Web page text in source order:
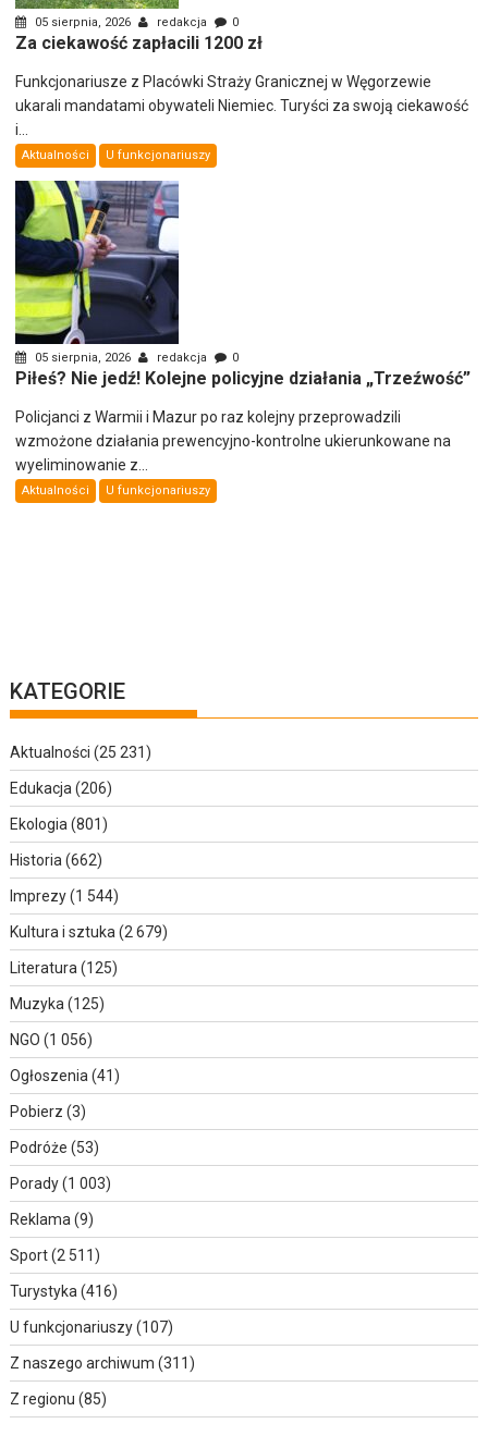
05 sierpnia, 2026 redakcja 0
Za ciekawość zapłacili 1200 zł
Funkcjonariusze z Placówki Straży Granicznej w Węgorzewie
ukarali mandatami obywateli Niemiec. Turyści za swoją ciekawość
i...
Aktualności U funkcjonariuszy
05 sierpnia, 2026 redakcja 0
Piłeś? Nie jedź! Kolejne policyjne działania „Trzeźwość”
Policjanci z Warmii i Mazur po raz kolejny przeprowadzili
wzmożone działania prewencyjno-kontrolne ukierunkowane na
wyeliminowanie z...
Aktualności U funkcjonariuszy
KATEGORIE
Aktualności (25 231)
Edukacja (206)
Ekologia (801)
Historia (662)
Imprezy(1 544)
Kultura i sztuka (2 679)
Literatura (125)
Muzyka (125)
NGO (1 056)
Ogłoszenia (41)
Pobierz (3)
Podróże (53)
Porady(1 003)
Reklama (9)
Sport(2 511)
Turystyka (416)
U funkcjonariuszy(107)
Z naszego archiwum (311)
Z regionu (85)